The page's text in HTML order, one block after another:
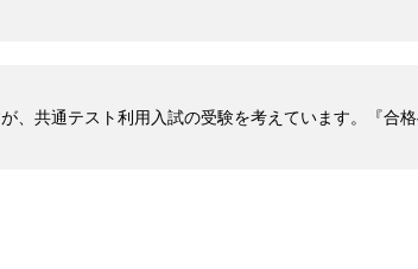
、共通テスト利用入試の受験を考えています。『合